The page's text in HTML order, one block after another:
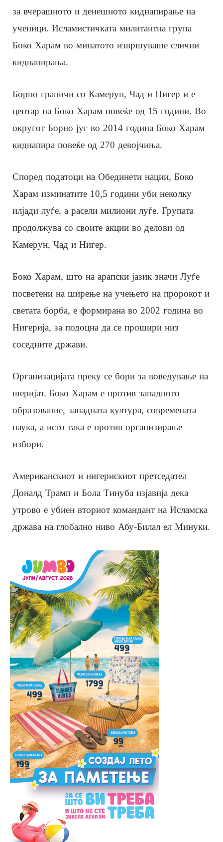
за вчерашното и денешното киднапирање на
ученици. Исламистичката милитантна група
Боко Харам во минатото извршуваше слични
киднапирања.
Борно граничи со Камерун, Чад и Нигер и е
центар на Боко Харам повеќе од 15 години. Во
округот Борно југ во 2014 година Боко Харам
киднапира повеќе од 270 девојчиња.
Според податоци на Обединети нации, Боко
Харам изминатите 10,5 години уби неколку
илјади луѓе, а расели милиони луѓе. Групата
продолжува со своите акции во делови од
Камерун, Чад и Нигер.
Боко Харам, што на арапски јазик значи Луѓе
посветени на ширење на учењето на пророкот и
светата борба, е формирана во 2002 година во
Нигерија, за подоцна да се прошири низ
соседните држави.
Организацијата преку се бори за воведување на
шеријат. Боко Харам е против западното
образование, западната култура, современата
наука, а исто така е против организирање
избори.
Американскиот и нигерискиот претседател
Доналд Трамп и Бола Тинуба изјавија дека
утрово е убиен вториот командант на Исламска
држава на глобално ниво Абу-Билал ел Минуки.